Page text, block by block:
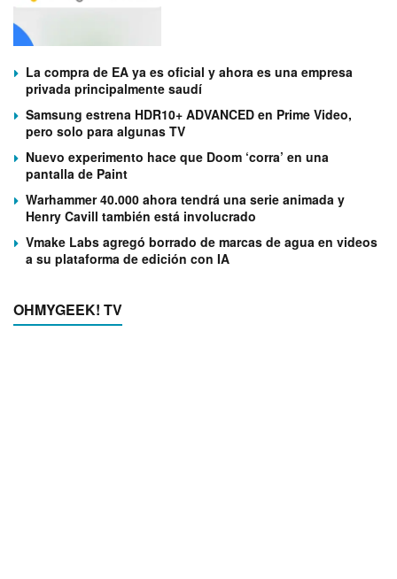
La compra de EA ya es oficial y ahora es una empresa
privada principalmente saudí
Samsung estrena HDR10+ ADVANCED en Prime Video,
pero solo para algunas TV
Nuevo experimento hace que Doom ‘corra’ en una
pantalla de Paint
Warhammer 40.000 ahora tendrá una serie animada y
Henry Cavill también está involucrado
Vmake Labs agregó borrado de marcas de agua en videos
a su plataforma de edición con IA
OHMYGEEK! TV